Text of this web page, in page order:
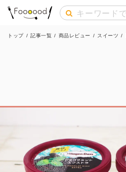
トップ / 記事一覧 / 商品レビュー / スイーツ /